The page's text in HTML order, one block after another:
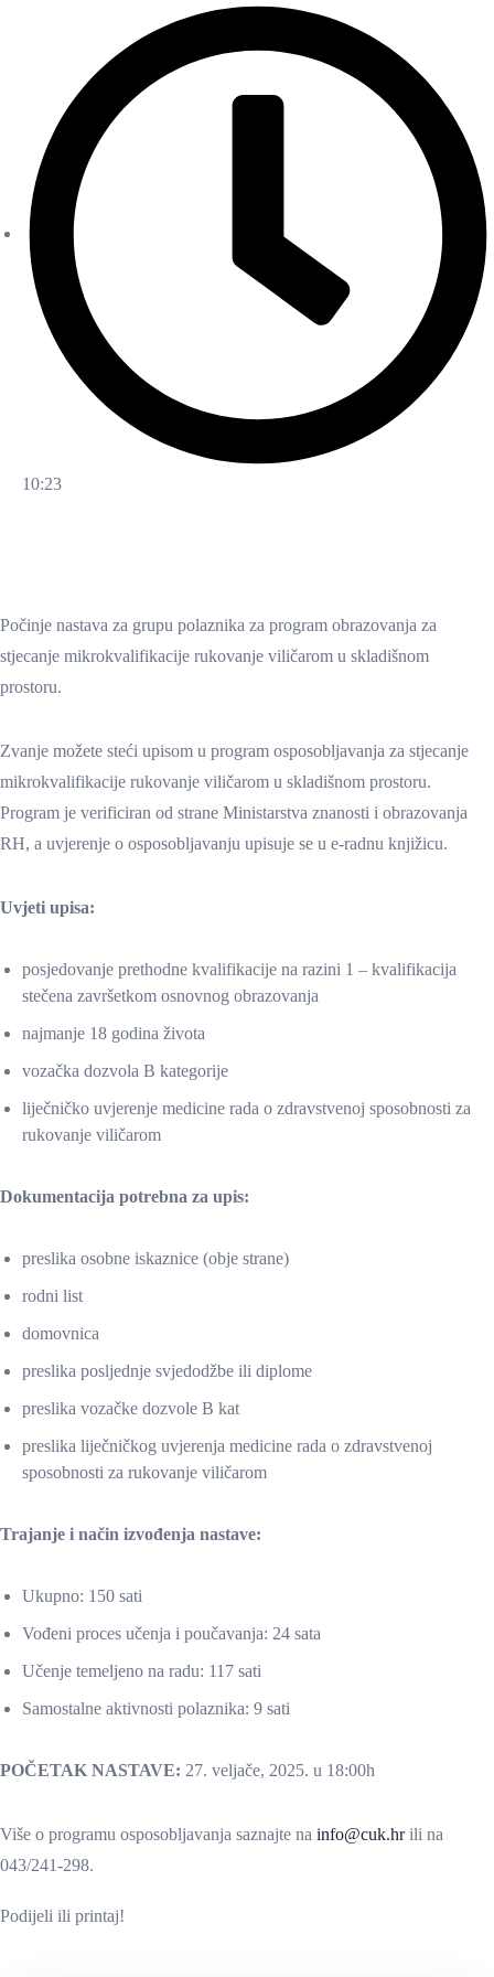
10:23
Počinje nastava za grupu polaznika za program obrazovanja za
stjecanje mikrokvalifikacije rukovanje viličarom u skladišnom
prostoru.
Zvanje možete steći upisom u program osposobljavanja za stjecanje
mikrokvalifikacije rukovanje viličarom u skladišnom prostoru.
Program je verificiran od strane Ministarstva znanosti i obrazovanja
RH, a uvjerenje o osposobljavanju upisuje se u e-radnu knjižicu.
Uvjeti upisa:
posjedovanje prethodne kvalifikacije na razini 1 – kvalifikacija
stečena završetkom osnovnog obrazovanja
najmanje 18 godina života
vozačka dozvola B kategorije
liječničko uvjerenje medicine rada o zdravstvenoj sposobnosti za
rukovanje viličarom
Dokumentacija potrebna za upis:
preslika osobne iskaznice (obje strane)
rodni list
domovnica
preslika posljednje svjedodžbe ili diplome
preslika vozačke dozvole B kat
preslika liječničkog uvjerenja medicine rada o zdravstvenoj
sposobnosti za rukovanje viličarom
Trajanje i način izvođenja nastave:
Ukupno: 150 sati
Vođeni proces učenja i poučavanja: 24 sata
Učenje temeljeno na radu: 117 sati
Samostalne aktivnosti polaznika: 9 sati
POČETAK NASTAVE: 27. veljače, 2025. u 18:00h
Više o programu osposobljavanja saznajte na info@cuk.hrili na
043/241-298.
Podijeli ili printaj!